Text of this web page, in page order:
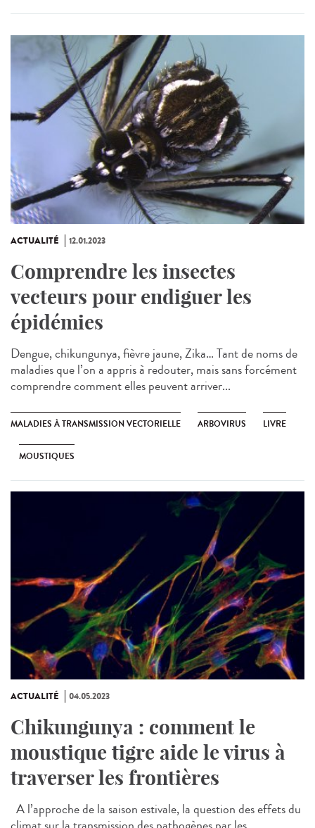
ACTUALITÉ 12.01.2023
Comprendre les insectes
vecteurs pour endiguer les
épidémies
Dengue, chikungunya, fièvre jaune, Zika… Tant de noms de
maladies que l’on a appris à redouter, mais sans forcément
comprendre comment elles peuvent arriver...
MALADIES À TRANSMISSION VECTORIELLE ARBOVIRUS LIVRE
MOUSTIQUES
ACTUALITÉ 04.05.2023
Chikungunya : comment le
moustique tigre aide le virus à
traverser les frontières
A l’approche de la saison estivale, la question des effets du